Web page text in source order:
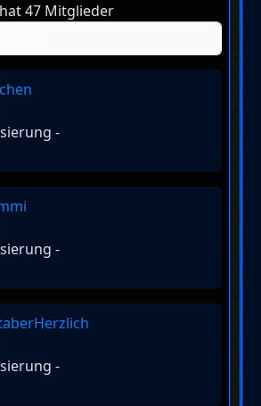
47 Mitglieder
-
-
-